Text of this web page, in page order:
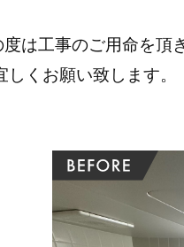
は工事のご用命を頂
しくお願い致します。